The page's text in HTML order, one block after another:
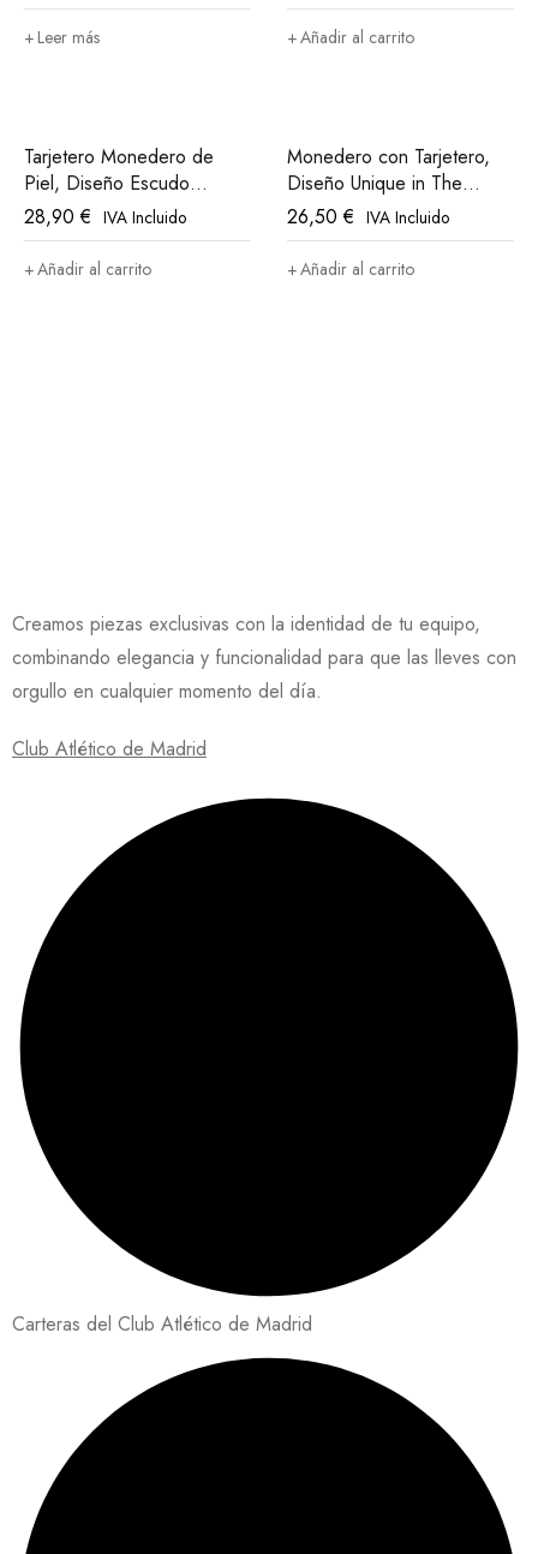
Leer más Añadir al carrito
Tarjetero Monedero de
Piel, Diseño Escudo
Athletic Club Bilbao
28,90€ IVA Incluido
Añadir al carrito
Monedero con Tarjetero,
Diseño Unique in The
World Athletic Club Bilbao
26,50€ IVA Incluido
Añadir al carrito
Creamos piezas exclusivas con la identidad de tu equipo,
combinando elegancia y funcionalidad para que las lleves con
orgullo en cualquier momento del día.
Club Atlético de Madrid
Carteras del Club Atlético de Madrid